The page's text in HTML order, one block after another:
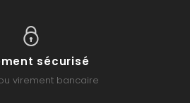
sécurisé
virement bancaire